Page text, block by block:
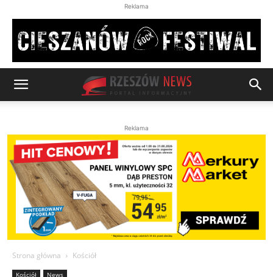
Reklama
Reklama
Strona główna Kościół
Kościół News